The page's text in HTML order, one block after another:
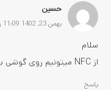
حسین
بهمن 23, 1402 11:09 ق.ظ
سلام
از NFC میتونیم روی گوشی بجای کارت حضور و غیاب استفاده کنیم ؟
پاسخ